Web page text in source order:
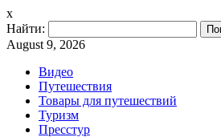
x
Найти:
August 9, 2026
Видео
Путешествия
Товары для путешествий
Туризм
Пресстур